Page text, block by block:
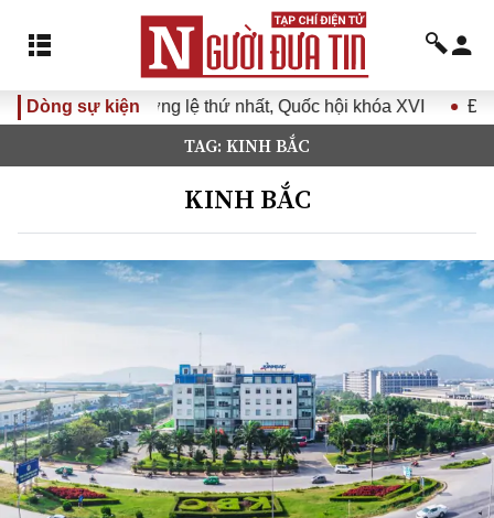
Dòng sự kiện
thứ nhất, Quốc hội khóa XVI Đưa Nghị quyết Đại hội
TAG: KINH BẮC
KINH BẮC